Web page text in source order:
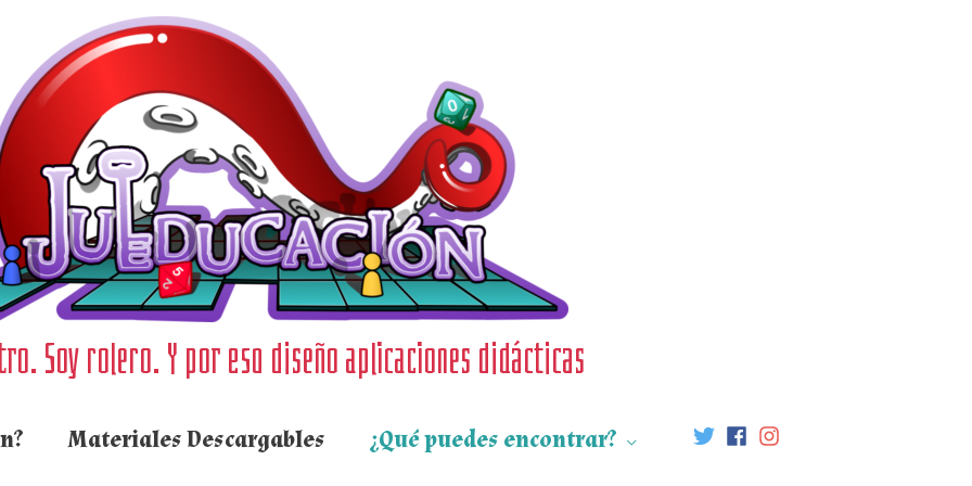
Soy rolero. Y por eso diseño aplicaciones didácticas
Materiales Descargables ¿Qué puedes encontrar?